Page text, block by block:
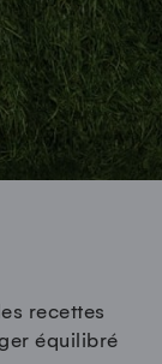
recettes
équilibré